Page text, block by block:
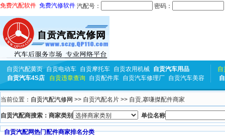
免费汽配软件 免费汽修软件 汽配号： 密码：
自贡汽配黄页 自贡电动车 自贡摩托车 自贡农用机械 自贡汽车用品
自贡汽车4S店
自贡违章查询 自贡配件库 自贡汽车修理厂 自贡汽车美容
自
当前位置： 自贡汽配汽修网 >> 自贡汽配名片 >> 自贡,搴嗛搩配件商家
自贡汽配商搜索：商家类别 单位名称
自贡汽配网热门配件商家排名分类